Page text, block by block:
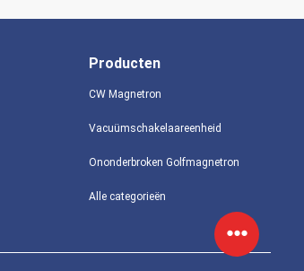
Producten
CW Magnetron
Vacuümschakelaareenheid
Ononderbroken Golfmagnetron
Alle categorieën